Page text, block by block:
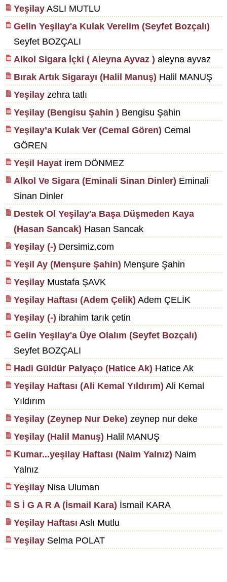
YeşilayASLI MUTLU
Gelin Yeşilay'a Kulak Verelim (Seyfet Bozçalı)
Seyfet BOZÇALI
Alkol Sigara İçki ( Aleyna Ayvaz ) aleyna ayvaz
Bırak Artık Sigarayı (Halil Manuş) Halil MANUŞ
Yeşilayzehra tatlı
Yeşilay (Bengisu Şahin ) Bengisu Şahin
Yeşilay’a Kulak Ver (Cemal Gören) Cemal
GÖREN
Yeşil Hayatirem DÖNMEZ
Alkol Ve Sigara (Eminali Sinan Dinler) Eminali
Sinan Dinler
Destek Ol Yeşilay'a Başa Düşmeden Kaya
(Hasan Sancak) Hasan Sancak
Yeşilay (-) Dersimiz.com
Yeşil Ay (Menşure Şahin) Menşure Şahin
YeşilayMustafa ŞAVK
Yeşilay Haftası (Adem Çelik) Adem ÇELİK
Yeşilay (-) ibrahim tarık çetin
Gelin Yeşilay'a Üye Olalım (Seyfet Bozçalı)
Seyfet BOZÇALI
Hadi Güldür Palyaço (Hatice Ak) Hatice Ak
Yeşilay Haftası (Ali Kemal Yıldırım) Ali Kemal
Yıldırım
Yeşilay (Zeynep Nur Deke) zeynep nur deke
Yeşilay (Halil Manuş) Halil MANUŞ
Kumar...yeşilay Haftası (Naim Yalnız) Naim
Yalnız
YeşilayNisa Uluman
S İ G A R A (İsmail Kara) İsmail KARA
Yeşilay Haftası Aslı Mutlu
YeşilaySelma POLAT